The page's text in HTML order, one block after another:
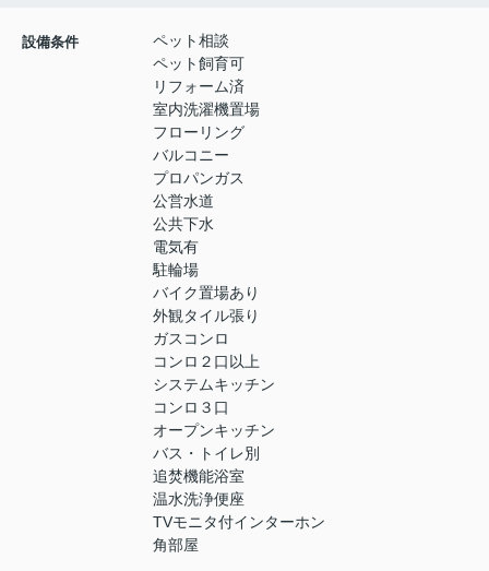
設備条件
ペット相談
ペット飼育可
リフォーム済
室内洗濯機置場
フローリング
バルコニー
プロパンガス
公営水道
公共下水
電気有
駐輪場
バイク置場あり
外観タイル張り
ガスコンロ
コンロ２口以上
システムキッチン
コンロ３口
オープンキッチン
バス・トイレ別
追焚機能浴室
温水洗浄便座
TVモニタ付インターホン
角部屋